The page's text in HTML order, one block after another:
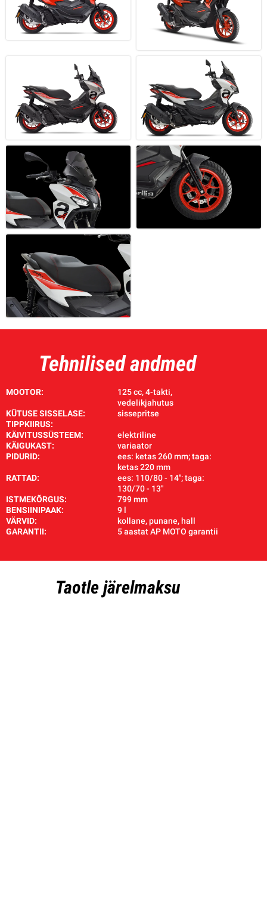
Tehnilised andmed
MOOTOR:
125 cc, 4-takti,
vedelikjahutus
KÜTUSE SISSELASE:
sissepritse
TIPPKIIRUS:
KÄIVITUSSÜSTEEM:
elektriline
KÄIGUKAST:
variaator
PIDURID:
ees: ketas 260 mm; taga:
ketas 220 mm
RATTAD:
ees: 110/80 - 14''; taga:
130/70 - 13''
ISTMEKÕRGUS:
799 mm
BENSIINIPAAK:
9 l
VÄRVID:
kollane, punane, hall
GARANTII:
5 aastat AP MOTO garantii
Taotle järelmaksu